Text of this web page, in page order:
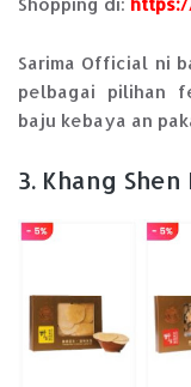
Shopping di:
Sarima Official ni
pelbagai pilihan
baju kebaya an
3. Khang